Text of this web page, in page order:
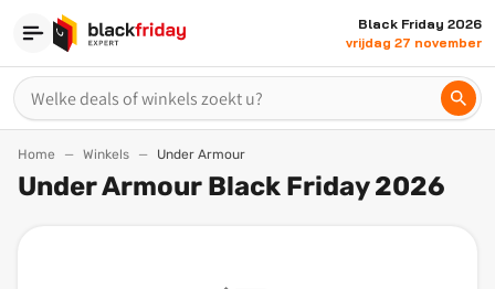
Black Friday 2026
vrijdag 27 november
Home Winkels Under Armour
Under Armour Black Friday 2026